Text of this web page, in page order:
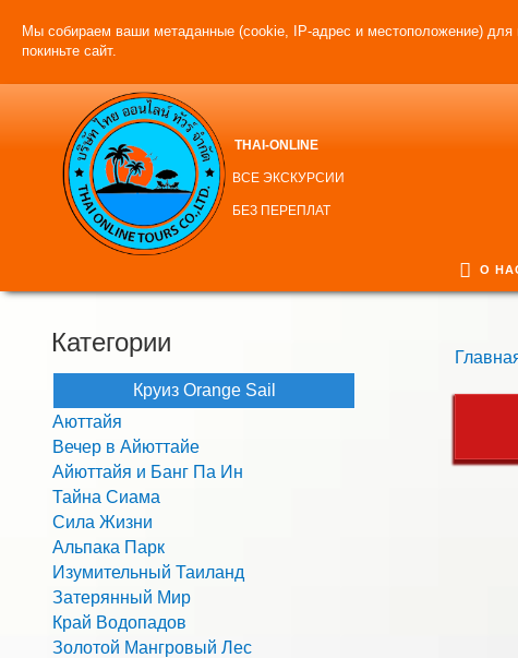
Мы собираем ваши метаданные (cookie, IP-адрес и местоположение)
покиньте сайт.
THAI-ONLINE
ВСЕ ЭКСКУРСИИ
БЕЗ ПЕРЕПЛАТ
О
Категории
Круиз Orange Sail
Аюттайя
Вечер в Айюттайе
Айюттайя и Банг Па Ин
Тайна Сиама
Сила Жизни
Альпака Парк
Изумительный Таиланд
Затерянный Мир
Край Водопадов
Золотой Мангровый Лес